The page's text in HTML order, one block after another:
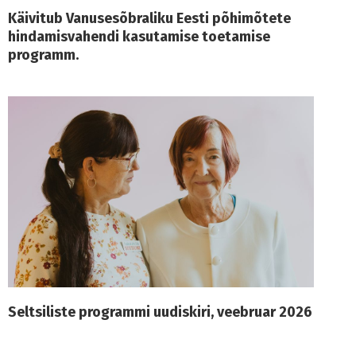
Käivitub Vanusesõbraliku Eesti põhimõtete
hindamisvahendi kasutamise toetamise
programm.
Seltsiliste programmi uudiskiri, veebruar 2026